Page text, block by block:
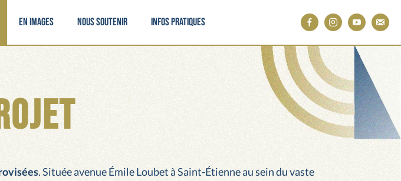
En images Nous soutenir Infos pratiques
. Située avenue Émile Loubet à Saint-Étienne au sein du vaste